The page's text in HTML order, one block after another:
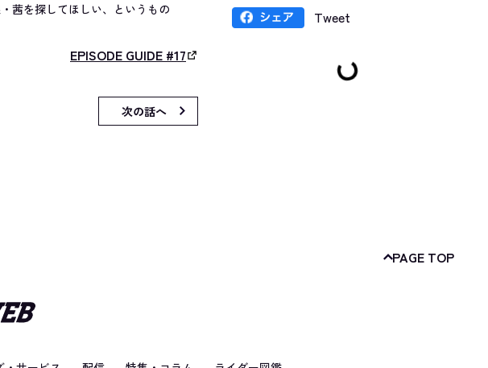
茜を探してほしい、というもの
EPISODE GUIDE #17
次の話へ
Tweet
PAGE TOP